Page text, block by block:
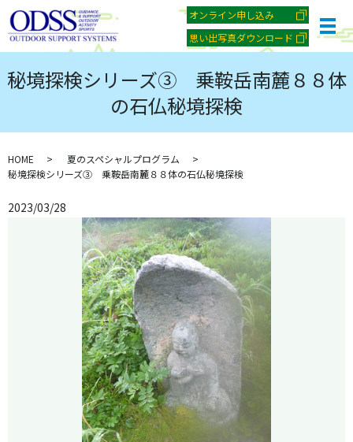
オンライン申し込み
思い出写真ダウンロード
メ
秘境探検シリーズ③ 乗鞍岳南麓８８体
の石仏秘境探検
HOME
夏のスペシャルプログラム
秘境探検シリーズ③ 乗鞍岳南麓８８体の石仏秘境探検
2023/03/28